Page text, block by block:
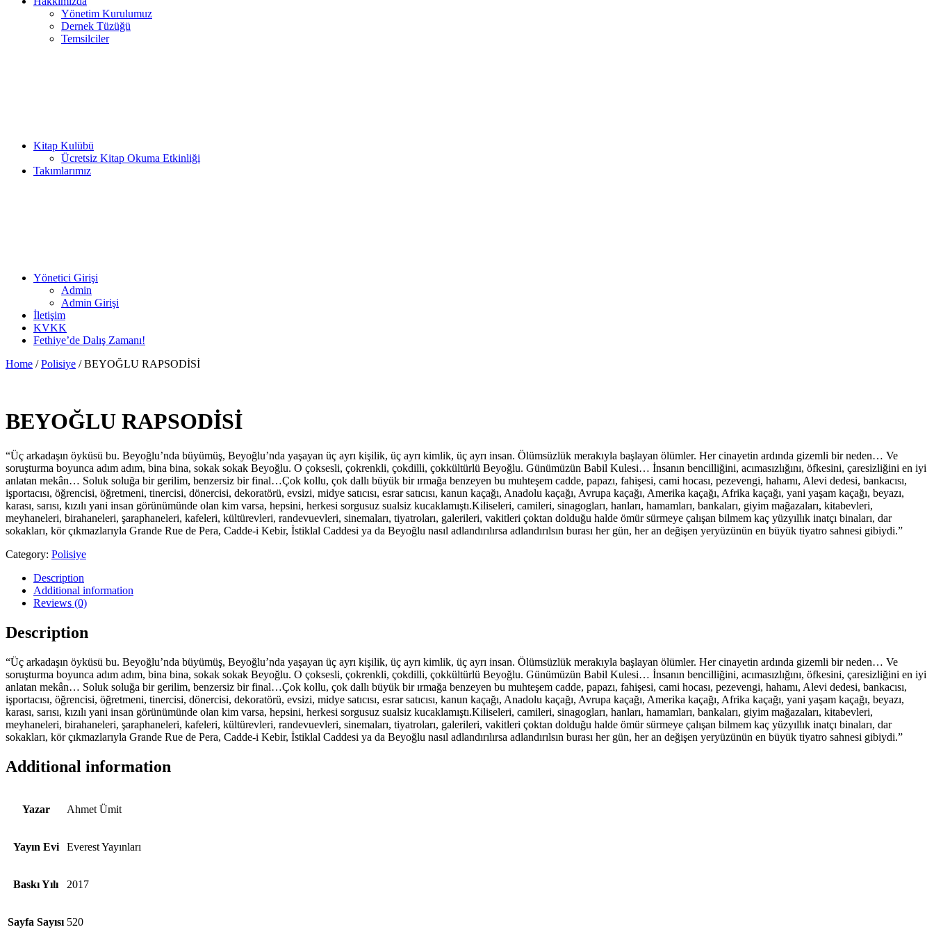
Yönetim Kurulumuz
Dernek Tüzüğü
Temsilciler
Kitap Kulübü
Ücretsiz Kitap Okuma Etkinliği
Takımlarımız
Yönetici Girişi
Admin
Admin Girişi
İletişim
KVKK
Fethiye’de Dalış Zamanı!
Home /Polisiye / BEYOĞLU RAPSODİSİ
BEYOĞLU RAPSODİSİ
“Üç arkadaşın öyküsü bu. Beyoğlu’nda büyümüş, Beyoğlu’nda yaşayan üç ayrı kişilik, üç ayrı kimlik, üç ayrı insan. Ölümsüzlük merakıyla başlayan ölümler. Her cinayetin ardında gizemli bir neden… Ve
soruşturma boyunca adım adım, bina bina, sokak sokak Beyoğlu. O çoksesli, çokrenkli, çokdilli, çokkültürlü Beyoğlu. Günümüzün Babil Kulesi… İnsanın bencilliğini, acımasızlığını, öfkesini, çaresizliğini en iyi
anlatan mekân… Soluk soluğa bir gerilim, benzersiz bir final…Çok kollu, çok dallı büyük bir ırmağa benzeyen bu muhteşem cadde, papazı, fahişesi, cami hocası, pezevengi, hahamı, Alevi dedesi, bankacısı,
işportacısı, öğrencisi, öğretmeni, tinercisi, dönercisi, dekoratörü, evsizi, midye satıcısı, esrar satıcısı, kanun kaçağı, Anadolu kaçağı, Avrupa kaçağı, Amerika kaçağı, Afrika kaçağı, yani yaşam kaçağı, beyazı,
karası, sarısı, kızılı yani insan görünümünde olan kim varsa, hepsini, herkesi sorgusuz sualsiz kucaklamıştı.Kiliseleri, camileri, sinagogları, hanları, hamamları, bankaları, giyim mağazaları, kitabevleri,
meyhaneleri, birahaneleri, şaraphaneleri, kafeleri, kültürevleri, randevuevleri, sinemaları, tiyatroları, galerileri, vakitleri çoktan dolduğu halde ömür sürmeye çalışan bilmem kaç yüzyıllık inatçı binaları, dar
sokakları, kör çıkmazlarıyla Grande Rue de Pera, Cadde-i Kebir, İstiklal Caddesi ya da Beyoğlu nasıl adlandırılırsa adlandırılsın burası her gün, her an değişen yeryüzünün en büyük tiyatro sahnesi gibiydi.”
Category: Polisiye
Description
Additional information
Reviews (0)
Description
“Üç arkadaşın öyküsü bu. Beyoğlu’nda büyümüş, Beyoğlu’nda yaşayan üç ayrı kişilik, üç ayrı kimlik, üç ayrı insan. Ölümsüzlük merakıyla başlayan ölümler. Her cinayetin ardında gizemli bir neden… Ve
soruşturma boyunca adım adım, bina bina, sokak sokak Beyoğlu. O çoksesli, çokrenkli, çokdilli, çokkültürlü Beyoğlu. Günümüzün Babil Kulesi… İnsanın bencilliğini, acımasızlığını, öfkesini, çaresizliğini en iyi
anlatan mekân… Soluk soluğa bir gerilim, benzersiz bir final…Çok kollu, çok dallı büyük bir ırmağa benzeyen bu muhteşem cadde, papazı, fahişesi, cami hocası, pezevengi, hahamı, Alevi dedesi, bankacısı,
işportacısı, öğrencisi, öğretmeni, tinercisi, dönercisi, dekoratörü, evsizi, midye satıcısı, esrar satıcısı, kanun kaçağı, Anadolu kaçağı, Avrupa kaçağı, Amerika kaçağı, Afrika kaçağı, yani yaşam kaçağı, beyazı,
karası, sarısı, kızılı yani insan görünümünde olan kim varsa, hepsini, herkesi sorgusuz sualsiz kucaklamıştı.Kiliseleri, camileri, sinagogları, hanları, hamamları, bankaları, giyim mağazaları, kitabevleri,
meyhaneleri, birahaneleri, şaraphaneleri, kafeleri, kültürevleri, randevuevleri, sinemaları, tiyatroları, galerileri, vakitleri çoktan dolduğu halde ömür sürmeye çalışan bilmem kaç yüzyıllık inatçı binaları, dar
sokakları, kör çıkmazlarıyla Grande Rue de Pera, Cadde-i Kebir, İstiklal Caddesi ya da Beyoğlu nasıl adlandırılırsa adlandırılsın burası her gün, her an değişen yeryüzünün en büyük tiyatro sahnesi gibiydi.”
Additional information
Yazar Ahmet Ümit
Yayın Evi Everest Yayınları
Baskı Yılı 2017
Sayfa Sayısı 520